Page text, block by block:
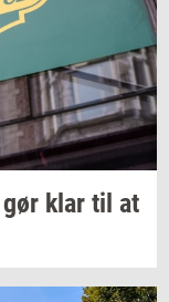
klar til at